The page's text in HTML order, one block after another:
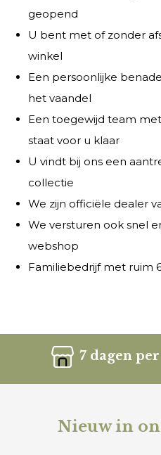
geopend
U bent met of zonder
winkel
Een persoonlijke
het vaandel
Een toegewijd team
staat voor u klaar
U vindt bij ons een
collectie
We zijn officiële dealer
We versturen ook snel
webshop
Familiebedrijf met ruim
7 dagen
Nieuw in